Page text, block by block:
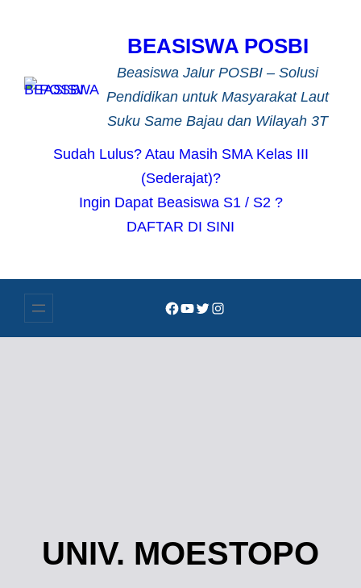
BEASISWA POSBI
Beasiswa Jalur POSBI – Solusi
Pendidikan untuk Masyarakat Laut
Suku Same Bajau dan Wilayah 3T
Sudah Lulus? Atau Masih SMA Kelas III
(Sederajat)?
Ingin Dapat Beasiswa S1 / S2 ?
DAFTAR DI SINI
Facebook
YouTube
TwitterInstagram
UNIV. MOESTOPO